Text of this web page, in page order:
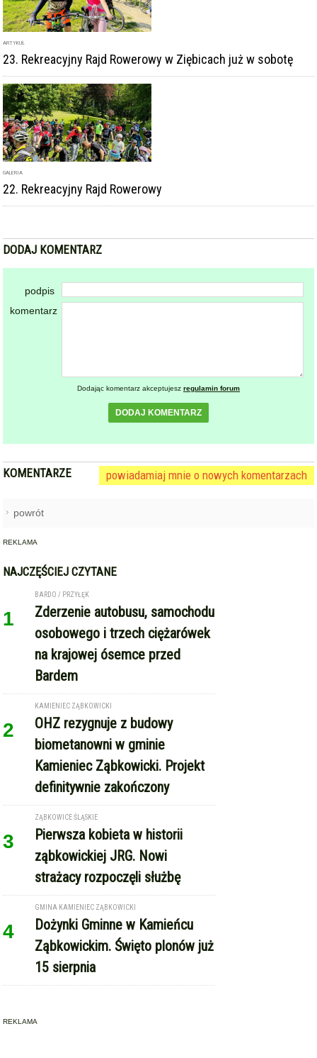
ARTYKUŁ
23. Rekreacyjny Rajd Rowerowy w Ziębicach już w sobotę
GALERIA
22. Rekreacyjny Rajd Rowerowy
DODAJ KOMENTARZ
podpis
komentarz
Dodając komentarz akceptujesz regulamin forum
DODAJ KOMENTARZ
KOMENTARZE powiadamiaj mnie o nowych komentarzach
powrót
REKLAMA
NAJCZĘŚCIEJ CZYTANE
1
BARDO / PRZYŁĘK
Zderzenie autobusu, samochodu
osobowego i trzech ciężarówek
na krajowej ósemce przed
Bardem
2
KAMIENIEC ZĄBKOWICKI
OHZ rezygnuje z budowy
biometanowni w gminie
Kamieniec Ząbkowicki. Projekt
definitywnie zakończony
3
ZĄBKOWICE ŚLĄSKIE
Pierwsza kobieta w historii
ząbkowickiej JRG. Nowi
strażacy rozpoczęli służbę
4
GMINA KAMIENIEC ZĄBKOWICKI
Dożynki Gminne w Kamieńcu
Ząbkowickim. Święto plonów już
15 sierpnia
REKLAMA